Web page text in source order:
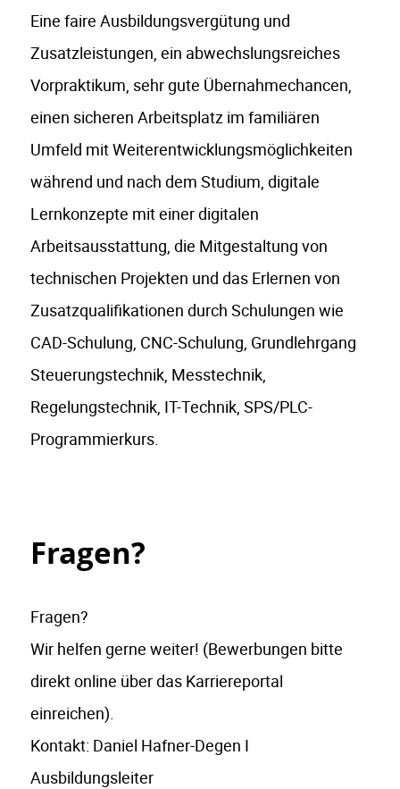
Eine faire Ausbildungsvergütung und
Zusatzleistungen, ein abwechslungsreiches
Vorpraktikum, sehr gute Übernahmechancen,
einen sicheren Arbeitsplatz im familiären
Umfeld mit Weiterentwicklungsmöglichkeiten
während und nach dem Studium, digitale
Lernkonzepte mit einer digitalen
Arbeitsausstattung, die Mitgestaltung von
technischen Projekten und das Erlernen von
Zusatzqualifikationen durch Schulungen wie
CAD-Schulung, CNC-Schulung, Grundlehrgang
Steuerungstechnik, Messtechnik,
Regelungstechnik, IT-Technik, SPS/PLC-
Programmierkurs.
Fragen?
Fragen?
Wir helfen gerne weiter! (Bewerbungen bitte
direkt online über das Karriereportal
einreichen).
Kontakt: Daniel Hafner-Degen I
Ausbildungsleiter